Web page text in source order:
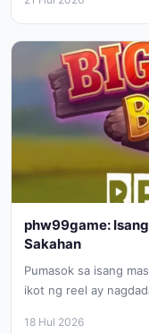
phw99game:
Sakahan
Pumasok sa isang
ikot ng reel ay
18 Hul 2026